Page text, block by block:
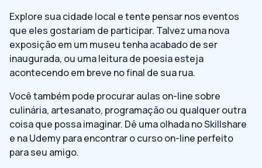
Explore sua cidade local e tente pensar nos eventos
que eles gostariam de participar. Talvez uma nova
exposição em um museu tenha acabado de ser
inaugurada, ou uma leitura de poesia esteja
acontecendo em breve no final de sua rua.
Você também pode procurar aulas on-line sobre
culinária, artesanato, programação ou qualquer outra
coisa que possa imaginar. Dê uma olhada no Skillshare
e na Udemy para encontrar o curso on-line perfeito
para seu amigo.